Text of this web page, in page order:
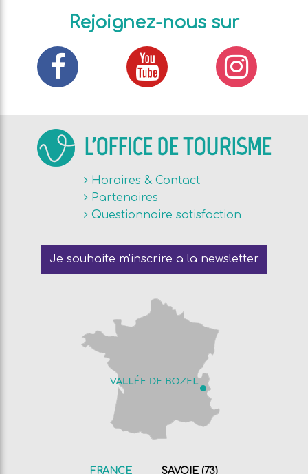
Rejoignez-nous sur
L'OFFICE DE TOURISME
Horaires & Contact
Partenaires
Questionnaire satisfaction
Je souhaite m'inscrire a la newsletter
FRANCE SAVOIE (73)